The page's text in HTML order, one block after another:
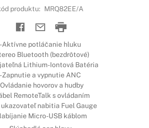
produktu: MRQ82EE/A
-Aktívne potláčanie hluku
Bluetooth (bezdrôtové)
Lithium-Iontová Batéria
-Zapnutie a vypnutie ANC
hovorov a hudby
RemoteTalk s ovládaním
ukazovateľ nabitia Fuel Gauge
Micro-USB káblom